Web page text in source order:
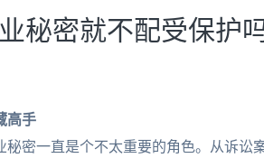
秘密就不配受保护
高手
秘密一直是个不太重要的角色。从诉讼